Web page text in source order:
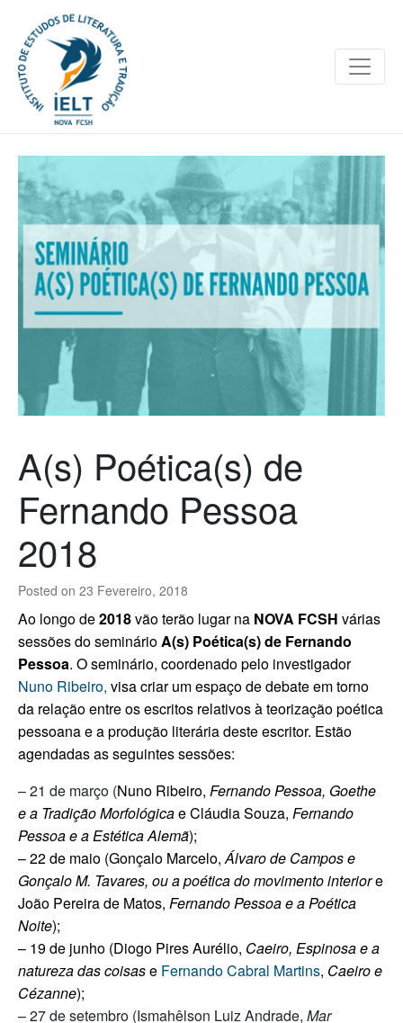
Posted on 23 Fevereiro, 2018
A(s) Poética(s) de
Fernando Pessoa
2018
Ao longo de2018vão terão lugar na NOVA FCSH várias
sessões do seminárioA(s) Poética(s) de Fernando
Pessoa. O seminário, coordenado pelo investigador
Nuno Ribeiro, visa criar um espaço de debate em torno
da relação entre os escritos relativos à teorização poética
pessoana e a produção literária deste escritor. Estão
agendadas as seguintes sessões:
– 21 de março (Nuno Ribeiro, Fernando Pessoa, Goethe
e a Tradição MorfológicaeCláudia Souza, Fernando
Pessoa e a Estética Alemã);
– 22 de maio (Gonçalo Marcelo,Álvaro de Campos e
Gonçalo M. Tavares, ou a poética do movimento interiore
João Pereira de Matos, Fernando Pessoa e a Poética
Noite);
– 19 de junho (Diogo Pires Aurélio, Caeiro, Espinosa e a
natureza das coisase Fernando Cabral Martins, Caeiro e
Cézanne);
– 27 de setembro (Ismahêlson Luiz Andrade, Mar